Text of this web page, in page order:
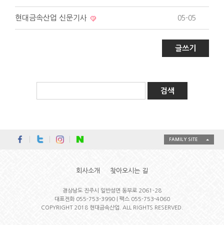
현대금속산업 신문기사 05-05
글쓰기
FAMILY SITE
회사소개 찾아오시는 길
경상남도 진주시 일반성면 동부로 2061-28
대표전화 055-753-3990 | 팩스 055-753-4060
COPYRIGHT 2018 현대금속산업. ALL RIGHTS RESERVED.